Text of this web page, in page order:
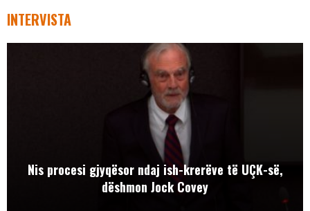
INTERVISTA
Nis procesi gjyqësor ndaj ish-krerëve të UÇK-së,
dëshmon Jock Covey